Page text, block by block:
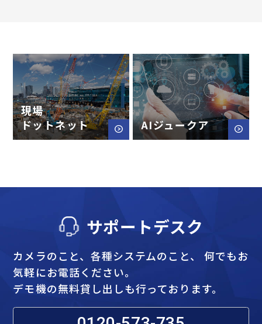
現場
ドットネット
AIジュークア
サポートデスク
カメラのこと、各種システムのこと、 何でもお
気軽にお電話ください。
デモ機の無料貸し出しも行っております。